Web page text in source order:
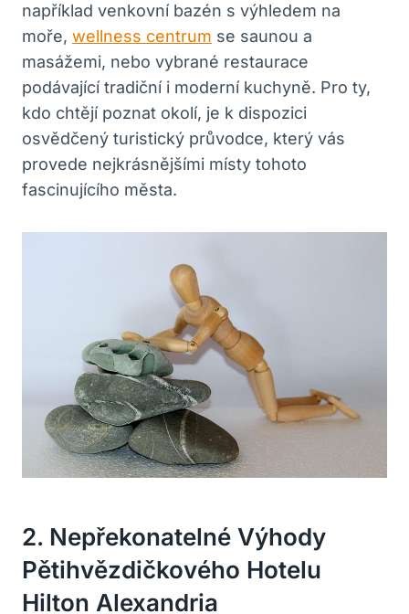
například venkovní bazén s výhledem na
moře, wellness centrum se saunou a
masážemi, nebo vybrané restaurace
podávající tradiční i moderní kuchyně. Pro ty,
kdo chtějí poznat okolí, je k dispozici
osvědčený turistický průvodce, který vás
provede nejkrásnějšími místy tohoto
fascinujícího města.
2. Nepřekonatelné Výhody
Pětihvězdičkového Hotelu
Hilton Alexandria